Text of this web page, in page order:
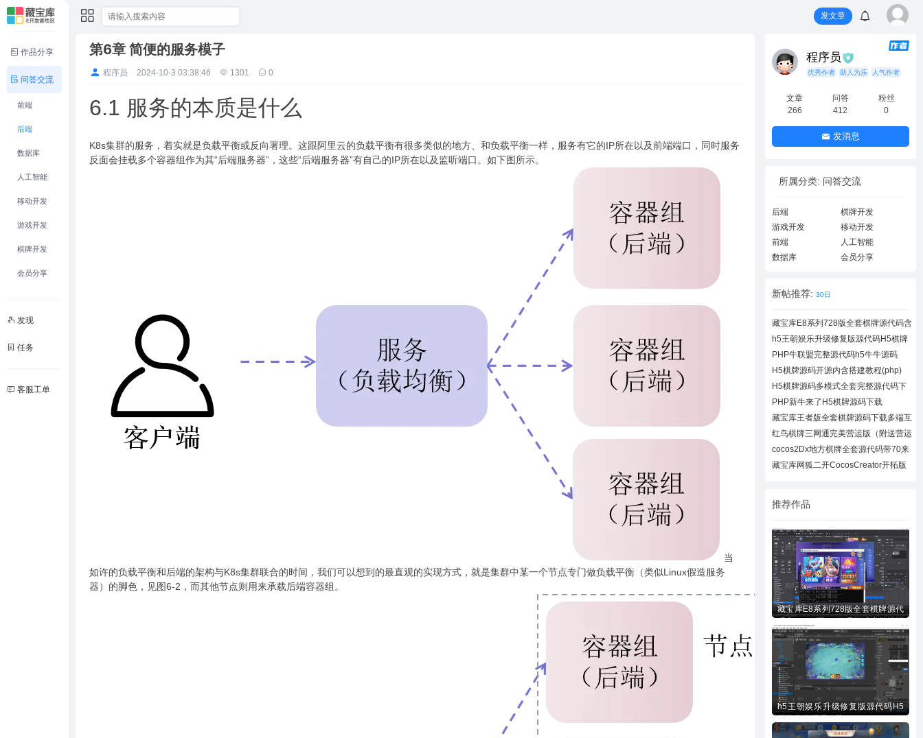
作品分享
问答交流
前端
后端
数据库
人工智能
移动开发
游戏开发
棋牌开发
会员分享
发现
任务
客服工单
发文章
第6章 简便的服务模子
程序员 2024-10-3 03:38:46 1301 0
6.1 服务的本质是什么
K8s集群的服务，着实就是负载平衡或反向署理。这跟阿里云的负载平衡有很多类似的地方、和负载平衡一样，服务有它的IP所在以及前端端口，同时服务
反面会挂载多个容器组作为其“后端服务器”，这些“后端服务器”有自己的IP所在以及监听端口。如下图所示。
当
如许的负载平衡和后端的架构与K8s集群联合的时间，我们可以想到的最直观的实现方式，就是集群中某一个节点专门做负载平衡（类似Linux假造服务
器）的脚色，见图6-2，而其他节点则用来承载后端容器组。
程序员
优秀作者 助人为乐 人气作者
文章
266
问答
412
粉丝
0
发消息
所属分类: 问答交流
后端
棋牌开发
游戏开发
移动开发
前端
人工智能
数据库
会员分享
新帖推荐: 30日
藏宝库E8系列728版全套棋牌源代码含
728UI工
h5王朝娱乐升级修复版源代码H5棋牌
全套源码
PHP牛联盟完整源代码h5牛牛源码
H5棋牌源码开源内含搭建教程(php)
H5棋牌源码多模式全套完整源代码下
载
PHP新牛来了H5棋牌源码下载
藏宝库王者版全套棋牌源码下载多端互
通棋牌
红鸟棋牌三网通完美营运版（附送营运
教程）
cocos2Dx地方棋牌全套源代码带70来
款子游戏
藏宝库网狐二开CocosCreator开拓版
推荐作品
藏宝库E8系列728版全套棋牌源代
码下载
h5王朝娱乐升级修复版源代码H5